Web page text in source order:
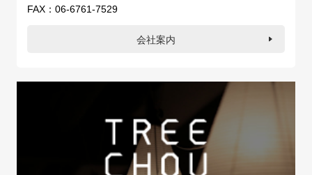
FAX：06-6761-7529
会社案内